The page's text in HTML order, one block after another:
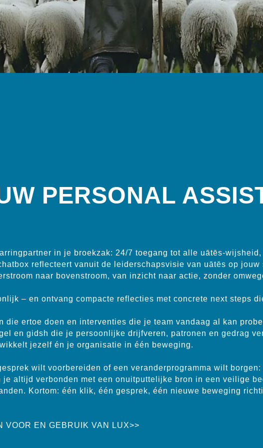
PERSONAL
in je broekzak: 24/7 toegang tot alle uātēs-
reflecteert vanuit de leiderschapsvisie van uātēs op jouw
naar bovenstroom, van inzicht naar actie, zonder
– en ontvang compacte reflecties met concrete next steps
ertoe doen en interventies die je team vandaag al kan
en gidsh die je persoonlijke drijfveren, patronen en gedrag
jezelf én je organisatie in één beweging.
wilt voorbereiden of een veranderprogramma wilt
altijd verbonden met een onuitputtelijke bron in een veilige
Kortom: één klik, één gesprek, één nieuwe beweging
VOOR EN GEBRUIK VAN LUX>>